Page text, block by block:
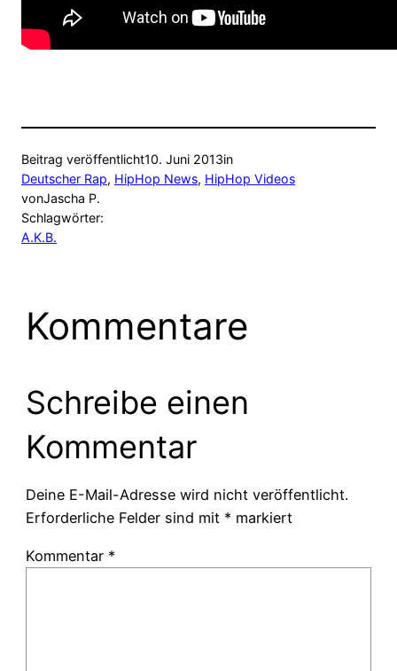
Beitrag veröffentlicht10. Juni 2013in
Deutscher Rap, HipHop News, HipHop Videos
vonJascha P.
Schlagwörter:
A.K.B.
Kommentare
Schreibe einen
Kommentar
Deine E-Mail-Adresse wird nicht veröffentlicht.
Erforderliche Felder sind mit * markiert
Kommentar *